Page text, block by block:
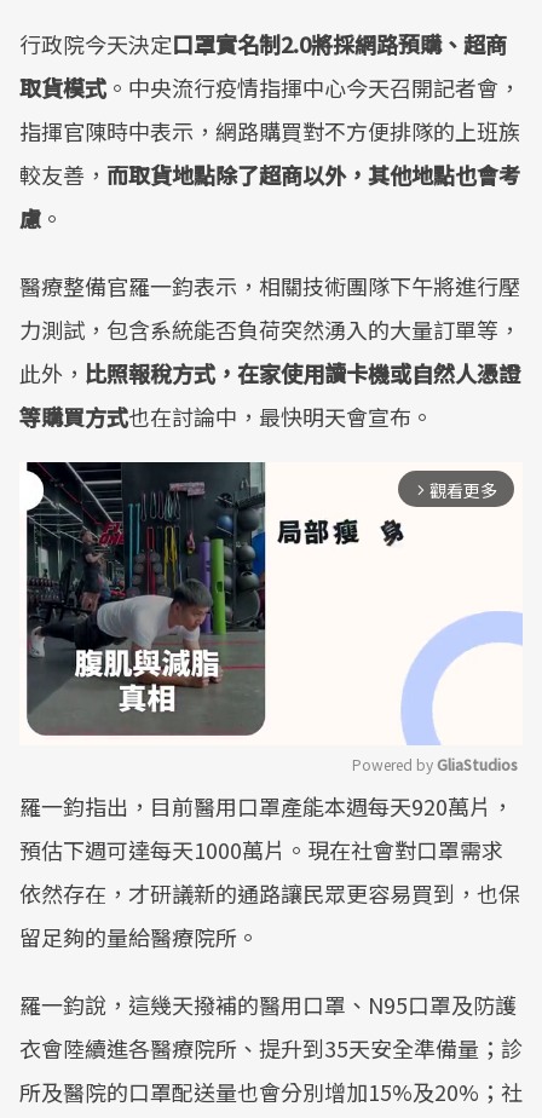
行政院今天決定口罩實名制2.0將採網路預購、超商
取貨模式 。中央流行疫情指揮中心今天召開記者會，
指揮官陳時中表示，網路購買對不方便排隊的上班族
較友善， 而取貨地點除了超商以外，其他地點也會考
慮 。
醫療整備官羅一鈞表示，相關技術團隊下午將進行壓
力測試，包含系統能否負荷突然湧入的大量訂單等，
此外， 比照報稅方式，在家使用讀卡機或自然人憑證
等購買方式也在討論中，最快明天會宣布。
arrow_forward_ios 觀看更多
Mute
Powered by GliaStudios
羅一鈞指出，目前醫用口罩產能本週每天920萬片，
預估下週可達每天1000萬片。現在社會對口罩需求
依然存在，才研議新的通路讓民眾更容易買到，也保
留足夠的量給醫療院所。
羅一鈞說，這幾天撥補的醫用口罩、N95口罩及防護
衣會陸續進各醫療院所、提升到35天安全準備量；診
所及醫院的口罩配送量也會分別增加15%及20%；社